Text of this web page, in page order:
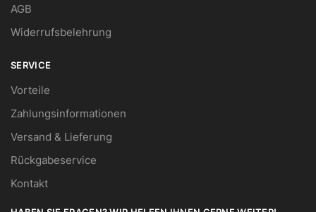
AGB
Widerrufsbelehrung
SERVICE
Vorteile
Zahlungsinformationen
Versand & Lieferung
Rückgabeservice
Kontakt